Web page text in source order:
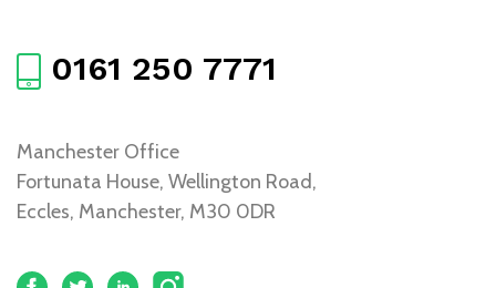
0161 250 7771
Manchester Office
Fortunata House, Wellington Road,
Eccles, Manchester, M30 0DR